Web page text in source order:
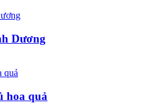
Dương
hoa quả